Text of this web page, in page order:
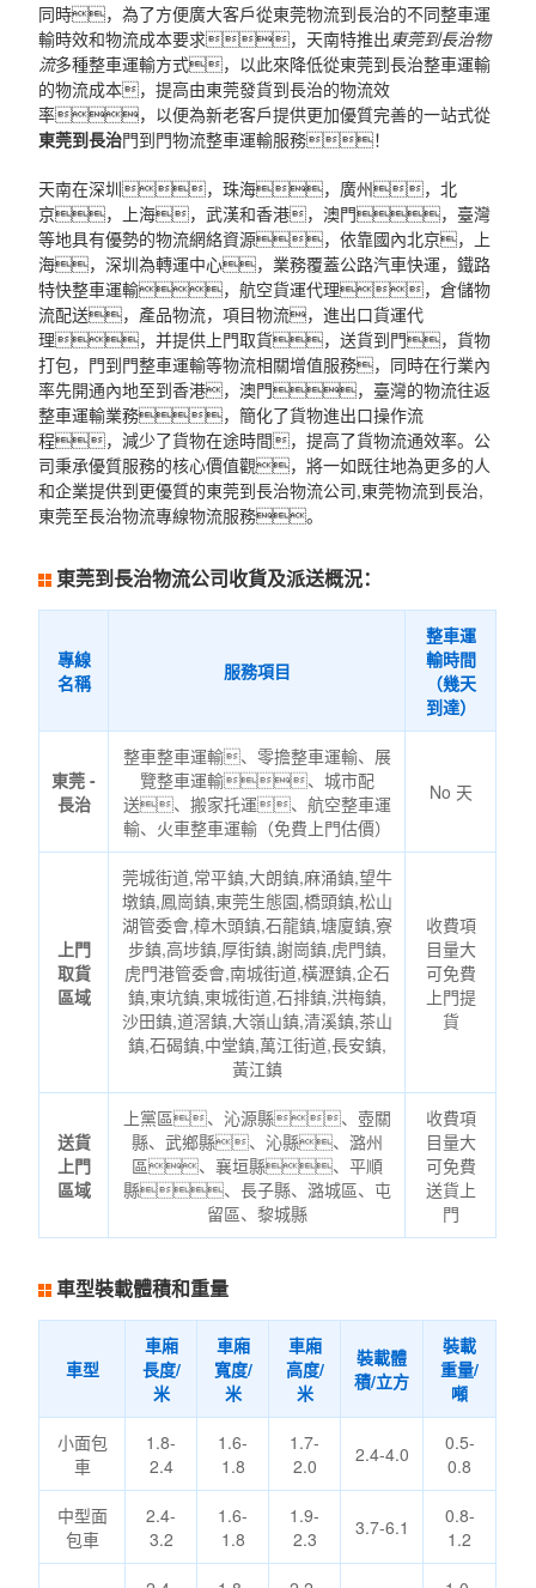
同時，為了方便廣大客戶從東莞物流到長治的不同整車運
輸時效和物流成本要求，天南特推出東莞到長治物
流多種整車運輸方式，以此來降低從東莞到長治整車運輸
的物流成本，提高由東莞發貨到長治的物流效
率，以便為新老客戶提供更加優質完善的一站式從
東莞到長治門到門物流整車運輸服務！
天南在深圳，珠海，廣州，北
京，上海，武漢和香港，澳門，臺灣
等地具有優勢的物流網絡資源，依靠國內北京，上
海，深圳為轉運中心，業務覆蓋公路汽車快運，鐵路
特快整車運輸，航空貨運代理，倉儲物
流配送，產品物流，項目物流，進出口貨運代
理，并提供上門取貨，送貨到門，貨物
打包，門到門整車運輸等物流相關增值服務，同時在行業內
率先開通內地至到香港，澳門，臺灣的物流往返
整車運輸業務，簡化了貨物進出口操作流
程，減少了貨物在途時間，提高了貨物流通效率。公
司秉承優質服務的核心價值觀，將一如既往地為更多的人
和企業提供到更優質的東莞到長治物流公司,東莞物流到長治,
東莞至長治物流專線物流服務。
東莞到長治物流公司收貨及派送概況：
專線
名稱
服務項目
整車運
輸時間
（幾天
到達）
東莞 -
長治
整車整車運輸、零擔整車運輸、展
覽整車運輸、城市配
送、搬家托運、航空整車運
輸、火車整車運輸（免費上門估價）
No 天
上門
取貨
區域
莞城街道,常平鎮,大朗鎮,麻涌鎮,望牛
墩鎮,鳳崗鎮,東莞生態園,橋頭鎮,松山
湖管委會,樟木頭鎮,石龍鎮,塘廈鎮,寮
步鎮,高埗鎮,厚街鎮,謝崗鎮,虎門鎮,
虎門港管委會,南城街道,橫瀝鎮,企石
鎮,東坑鎮,東城街道,石排鎮,洪梅鎮,
沙田鎮,道滘鎮,大嶺山鎮,清溪鎮,茶山
鎮,石碣鎮,中堂鎮,萬江街道,長安鎮,
黃江鎮
收費項
目量大
可免費
上門提
貨
送貨
上門
區域
上黨區、沁源縣、壺關
縣、武鄉縣、沁縣、潞州
區、襄垣縣、平順
縣、長子縣、潞城區、屯
留區、黎城縣
收費項
目量大
可免費
送貨上
門
車型裝載體積和重量
車型
車廂
長度/
米
車廂
寬度/
米
車廂
高度/
米
裝載體
積/立方
裝載
重量/
噸
小面包
車
1.8-
2.4
1.6-
1.8
1.7-
2.0
2.4-4.0
0.5-
0.8
中型面
包車
2.4-
3.2
1.6-
1.8
1.9-
2.3
3.7-6.1
0.8-
1.2